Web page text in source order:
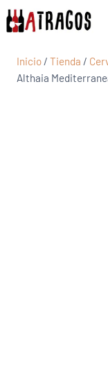
Inicio / Tienda /
Althaia